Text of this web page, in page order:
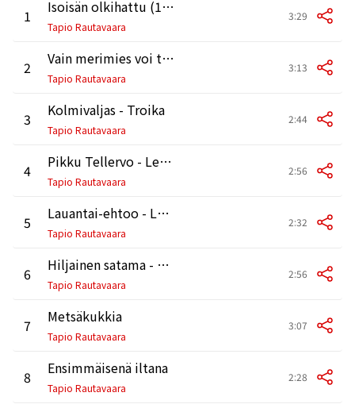
1 Isoisän olkihattu (1963 versio)
Tapio Rautavaara
3:29
2 Vain merimies voi tietää (1963 versio)
Tapio Rautavaara
3:13
3 Kolmivaljas - Troika
Tapio Rautavaara
2:44
4 Pikku Tellervo - Lebe wohl du kleine Monika
Tapio Rautavaara
2:56
5 Lauantai-ehtoo - La Spagnola
Tapio Rautavaara
2:32
6 Hiljainen satama - U vetra net nikakogo druga
Tapio Rautavaara
2:56
7 Metsäkukkia
Tapio Rautavaara
3:07
8 Ensimmäisenä iltana
Tapio Rautavaara
2:28